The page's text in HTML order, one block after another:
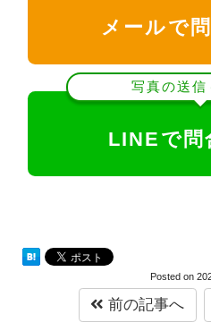
メールで
写真の送信
LINEで
Posted on
前の記事へ